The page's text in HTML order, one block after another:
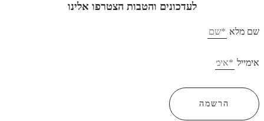
לעדכונים והטבות הצטרפו אלינו
שם מלא
אימייל
הרשמה